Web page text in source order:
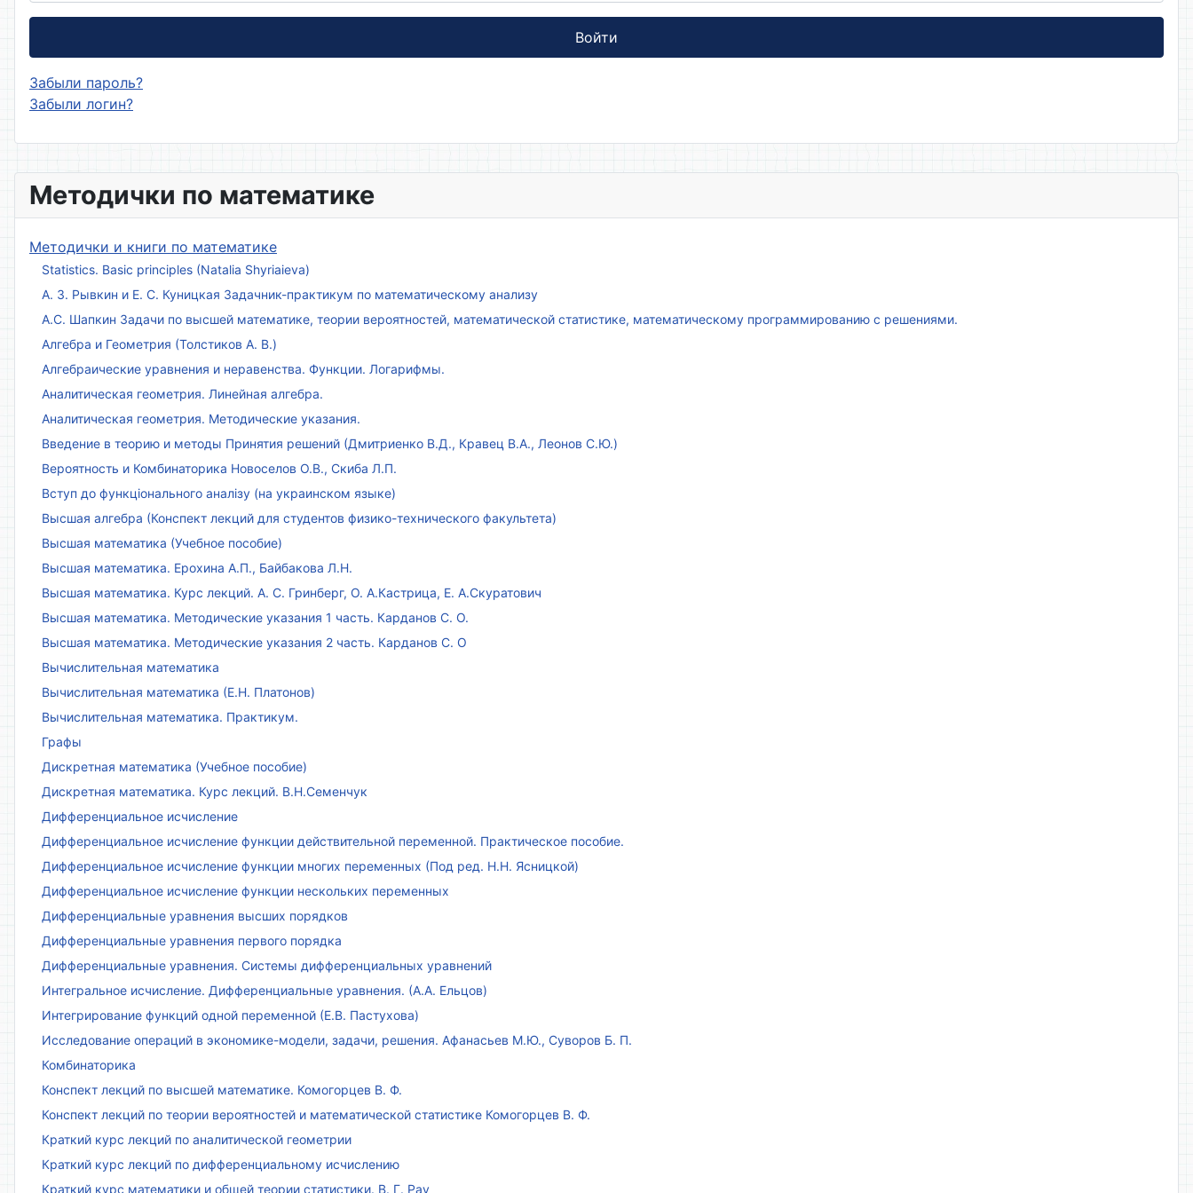
Методички по математике
Методички и книги по математике
Statistics. Basic principles (Natalia Shyriaieva)
А. З. Рывкин и Е. С. Куницкая Задачник-практикум по математическому анализу
А.С. Шапкин Задачи по высшей математике, теории вероятностей, математической статистике, математическому программированию с решениями.
Алгебра и Геометрия (Толстиков А. В.)
Алгебраические уравнения и неравенства. Функции. Логарифмы.
Аналитическая геометрия. Линейная алгебра.
Аналитическая геометрия. Методические указания.
Введение в теорию и методы Принятия решений (Дмитриенко В.Д., Кравец В.А., Леонов С.Ю.)
Вероятность и Комбинаторика Новоселов О.В., Скиба Л.П.
Вступ до функціонального аналізу (на украинском языке)
Высшая алгебра (Конспект лекций для студентов физико-технического факультета)
Высшая математика (Учебное пособие)
Высшая математика. Ерохина А.П., Байбакова Л.Н.
Высшая математика. Курс лекций. А. С. Гринберг, О. А.Кастрица, Е. А.Скуратович
Высшая математика. Методические указания 1 часть. Карданов С. О.
Высшая математика. Методические указания 2 часть. Карданов С. О
Вычислительная математика
Вычислительная математика (Е.Н. Платонов)
Вычислительная математика. Практикум.
Графы
Дискретная математика (Учебное пособие)
Дискретная математика. Курс лекций. В.Н.Семенчук
Дифференциальное исчисление
Дифференциальное исчисление функции действительной переменной. Практическое пособие.
Дифференциальное исчисление функции многих переменных (Под ред. Н.Н. Ясницкой)
Дифференциальное исчисление функции нескольких переменных
Дифференциальные уравнения высших порядков
Дифференциальные уравнения первого порядка
Дифференциальные уравнения. Системы дифференциальных уравнений
Интегральное исчисление. Дифференциальные уравнения. (А.А. Ельцов)
Интегрирование функций одной переменной (Е.В. Пастухова)
Исследование операций в экономике-модели, задачи, решения. Афанасьев М.Ю., Суворов Б. П.
Комбинаторика
Конспект лекций по высшей математике. Комогорцев В. Ф.
Конспект лекций по теории вероятностей и математической статистике Комогорцев В. Ф.
Краткий курс лекций по аналитической геометрии
Краткий курс лекций по дифференциальному исчислению
Краткий курс математики и общей теории статистики. В. Г. Рау
Войти
Забыли пароль?
Забыли логин?